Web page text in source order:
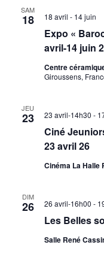
SAM
18
Expo «
avril-14 juin
18 avril - 14 juin
Centre
Giroussens,
JEU
23
Ciné
23 avril 26
23 avril-14h30 -
Cinéma La Halle
DIM
26
Les Belles
26 avril-16h00 -
Salle René